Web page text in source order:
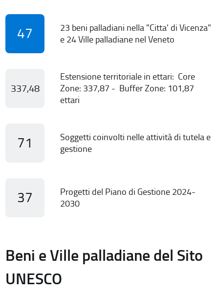
47
23 beni palladiani nella "Citta' di Vicenza"
e 24 Ville palladiane nel Veneto
337,48
Estensione territoriale in ettari: Core
Zone: 337,87 - Buffer Zone: 101,87
ettari
71
Soggetti coinvolti nelle attività di tutela e
gestione
37
Progetti del Piano di Gestione 2024-
2030
Beni e Ville palladiane del Sito
UNESCO